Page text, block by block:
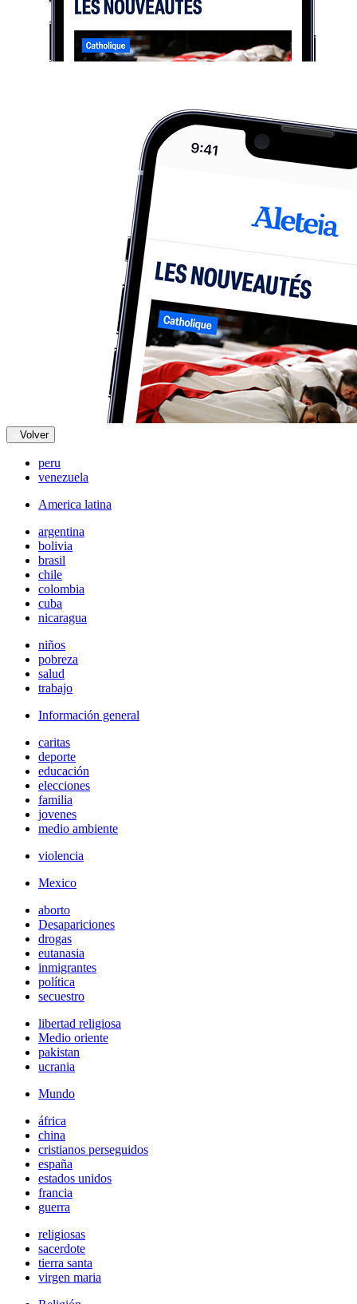
Volver
peru
venezuela
America latina
argentina
bolivia
brasil
chile
colombia
cuba
nicaragua
niños
pobreza
salud
trabajo
Información general
caritas
deporte
educación
elecciones
familia
jovenes
medio ambiente
violencia
Mexico
aborto
Desapariciones
drogas
eutanasia
inmigrantes
política
secuestro
libertad religiosa
Medio oriente
pakistan
ucrania
Mundo
áfrica
china
cristianos perseguidos
españa
estados unidos
francia
guerra
religiosas
sacerdote
tierra santa
virgen maria